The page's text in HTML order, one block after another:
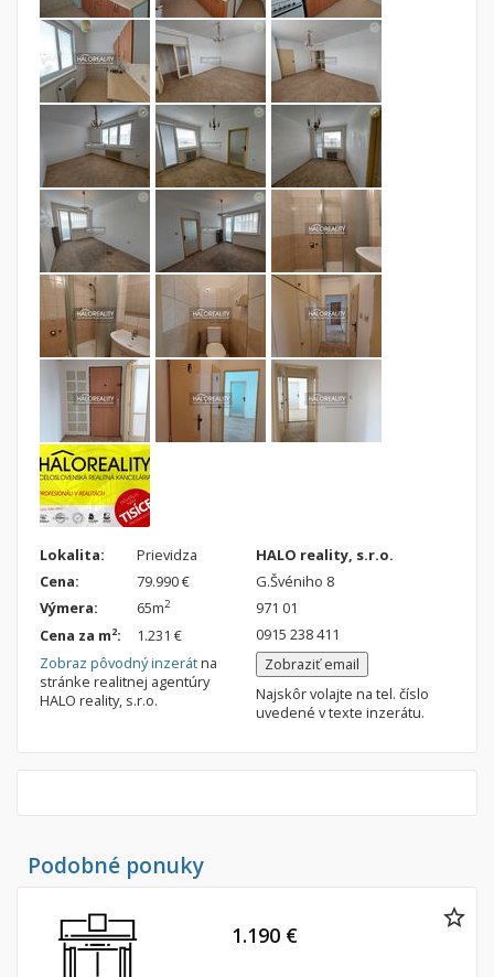
Lokalita:
Prievidza
Cena:
79.990 €
Výmera:
65m2
Cena za m2:
1.231 €
Zobraz pôvodný inzerátna
stránke realitnej agentúry
HALO reality, s.r.o.
HALO reality, s.r.o.
G.Švéniho 8
971 01
0915 238 411
Zobraziť email
Najskôr volajte na tel. číslo
uvedené v texte inzerátu.
Podobné ponuky
1.190 €